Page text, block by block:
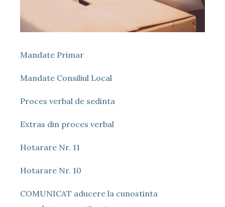
Mandate Primar
Mandate Consiliul Local
Proces verbal de sedinta
Extras din proces verbal
Hotarare Nr. 11
Hotarare Nr. 10
COMUNICAT aducere la cunostinta